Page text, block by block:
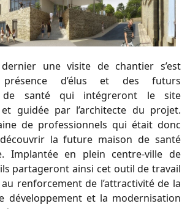
une visite de chantier s’est
d’élus et des futurs
de santé qui intégreront le site
guidée par l’architecte du projet.
de professionnels qui était donc
la future maison de santé
Implantée en plein centre-ville de
partageront ainsi cet outil de travail
renforcement de l’attractivité de la
développement et la modernisation